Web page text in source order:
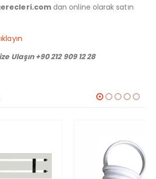
dan online olarak satın
Ulaşın +90 212 909 12 28